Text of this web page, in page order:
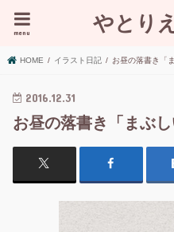
やとり
menu
HOME イラスト日記 お昼の落書き「
2016.12.31
お昼の落書き「まぶし